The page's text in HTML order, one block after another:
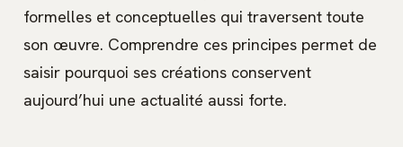
formelles et conceptuelles qui traversent toute
son œuvre. Comprendre ces principes permet de
saisir pourquoi ses créations conservent
aujourd’hui une actualité aussi forte.